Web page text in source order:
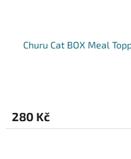
Churu Cat BOX Meal
280 Kč